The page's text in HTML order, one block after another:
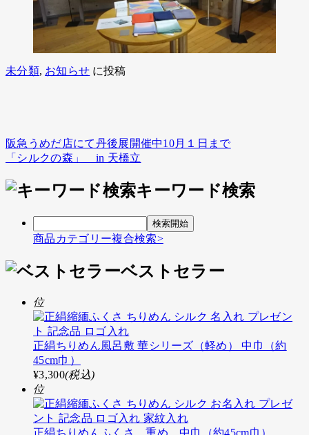
未分類, お知らせ に投稿
投
稿
ナ
ー
シ
ョ
阪急うめだ店にて丹後展開催中10月１日まで
「シルクの森」 in 天橋立
キーワード検索
商品カテゴリー複合検索>
ベストセラー
位
正絹ちりめん風呂敷 華シリーズ（軽め） 中巾（約
45cm巾）
¥3,300(税込)
位